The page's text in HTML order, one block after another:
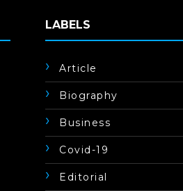
LABELS
Article
Biography
Business
Covid-19
Editorial